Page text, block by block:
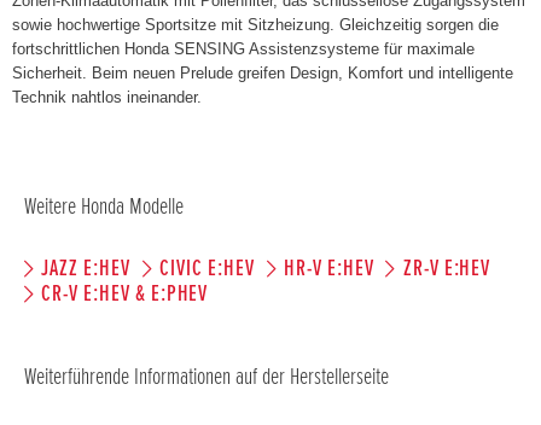
sowie hochwertige Sportsitze mit Sitzheizung. Gleichzeitig sorgen die
fortschrittlichen Honda SENSING Assistenzsysteme für maximale
Sicherheit. Beim neuen Prelude greifen Design, Komfort und intelligente
Technik nahtlos ineinander.
Weitere Honda Modelle
JAZZ E:HEV CIVIC E:HEV HR-V E:HEV
ZR-V E:HEV
CR-V E:HEV & E:PHEV
Weiterführende Informationen auf der Herstellerseite